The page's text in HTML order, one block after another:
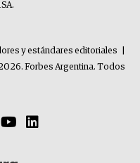
y estándares editoriales
Forbes Argentina. Todos